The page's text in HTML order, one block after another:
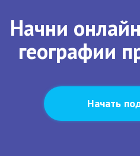
Начни
географии
Начать